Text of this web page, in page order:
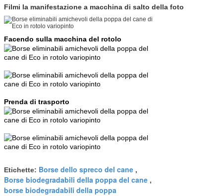
Filmi la manifestazione a macchina di salto della foto
Facendo sulla macchina del rotolo
Prenda di trasporto
Etichette: Borse dello spreco del cane ,
Borse biodegradabili della poppa del cane ,
borse biodegradabili della poppa